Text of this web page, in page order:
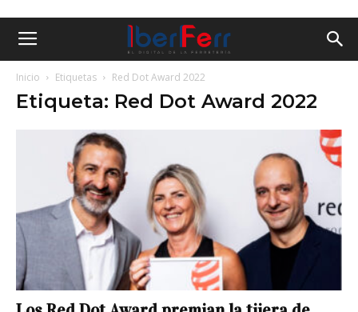
Inicio Etiquetas Red Dot Award 2022
Etiqueta: Red Dot Award 2022